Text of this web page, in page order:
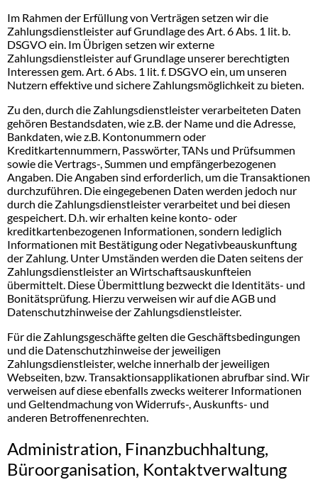
Im Rahmen der Erfüllung von Verträgen setzen wir die
Zahlungsdienstleister auf Grundlage des Art. 6 Abs. 1 lit. b.
DSGVO ein. Im Übrigen setzen wir externe
Zahlungsdienstleister auf Grundlage unserer berechtigten
Interessen gem. Art. 6 Abs. 1 lit. f. DSGVO ein, um unseren
Nutzern effektive und sichere Zahlungsmöglichkeit zu bieten.
Zu den, durch die Zahlungsdienstleister verarbeiteten Daten
gehören Bestandsdaten, wie z.B. der Name und die Adresse,
Bankdaten, wie z.B. Kontonummern oder
Kreditkartennummern, Passwörter, TANs und Prüfsummen
sowie die Vertrags-, Summen und empfängerbezogenen
Angaben. Die Angaben sind erforderlich, um die Transaktionen
durchzuführen. Die eingegebenen Daten werden jedoch nur
durch die Zahlungsdienstleister verarbeitet und bei diesen
gespeichert. D.h. wir erhalten keine konto- oder
kreditkartenbezogenen Informationen, sondern lediglich
Informationen mit Bestätigung oder Negativbeauskunftung
der Zahlung. Unter Umständen werden die Daten seitens der
Zahlungsdienstleister an Wirtschaftsauskunfteien
übermittelt. Diese Übermittlung bezweckt die Identitäts- und
Bonitätsprüfung. Hierzu verweisen wir auf die AGB und
Datenschutzhinweise der Zahlungsdienstleister.
Für die Zahlungsgeschäfte gelten die Geschäftsbedingungen
und die Datenschutzhinweise der jeweiligen
Zahlungsdienstleister, welche innerhalb der jeweiligen
Webseiten, bzw. Transaktionsapplikationen abrufbar sind. Wir
verweisen auf diese ebenfalls zwecks weiterer Informationen
und Geltendmachung von Widerrufs-, Auskunfts- und
anderen Betroffenenrechten.
Administration, Finanzbuchhaltung,
Büroorganisation, Kontaktverwaltung